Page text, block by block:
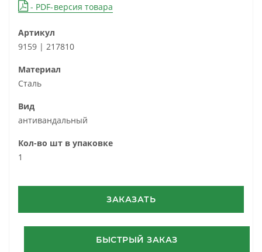
- PDF-версия товара
Артикул
9159 | 217810
Материал
Сталь
Вид
антивандальный
Кол-во шт в упаковке
1
ЗАКАЗАТЬ
БЫСТРЫЙ ЗАКАЗ